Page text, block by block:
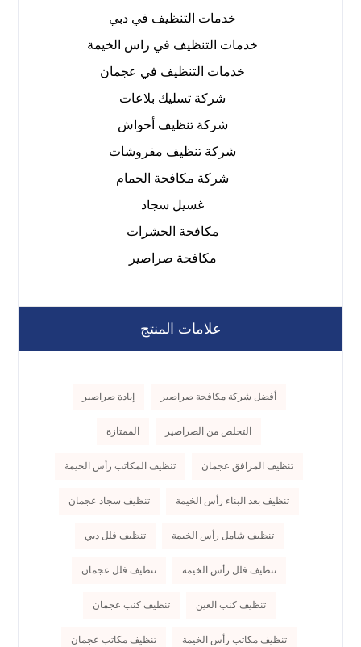
خدمات التنظيف في دبي
خدمات التنظيف في راس الخيمة
خدمات التنظيف في عجمان
شركة تسليك بلاعات
شركة تنظيف أحواش
شركة تنظيف مفروشات
شركة مكافحة الحمام
غسيل سجاد
مكافحة الحشرات
مكافحة صراصير
علامات المنتج
أفضل شركة مكافحة صراصير إبادة صراصير
التخلص من الصراصير الممتازة
تنظيف المرافق عجمان تنظيف المكاتب رأس الخيمة
تنظيف بعد البناء رأس الخيمة تنظيف سجاد عجمان
تنظيف شامل رأس الخيمة تنظيف فلل دبي
تنظيف فلل رأس الخيمة تنظيف فلل عجمان
تنظيف كنب العين تنظيف كنب عجمان
تنظيف مكاتب رأس الخيمة تنظيف مكاتب عجمان